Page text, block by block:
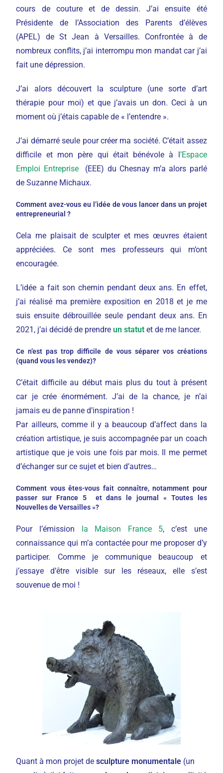
cours de couture et de dessin. J’ai ensuite été
Présidente de l’Association des Parents d’élèves
(APEL) de St Jean à Versailles. Confrontée à de
nombreux conflits, j’ai interrompu mon mandat car j’ai
fait une dépression.
J’ai alors découvert la sculpture (une sorte d’art
thérapie pour moi) et que j’avais un don. Ceci à un
moment où j’étais capable de « l’entendre ».
J’ai démarré seule pour créer ma société. C’était assez
difficile et mon père qui était bénévole à l’Espace
Emploi Entreprise(EEE) du Chesnay m’a alors parlé
de Suzanne Michaux.
Comment avez-vous eu l’idée de vous lancer dans un projet
entrepreneurial ?
Cela me plaisait de sculpter et mes œuvres étaient
appréciées. Ce sont mes professeurs qui m’ont
encouragée.
L’idée a fait son chemin pendant deux ans. En effet,
j’ai réalisé ma première exposition en 2018 et je me
suis ensuite débrouillée seule pendant deux ans. En
2021, j’ai décidé de prendreun statut et de me lancer.
Ce n’est pas trop difficile de vous séparer vos créations
(quand vous les vendez)?
C’était difficile au début mais plus du tout à présent
car je crée énormément. J’ai de la chance, je n’ai
jamais eu de panne d’inspiration !
Par ailleurs, comme il y a beaucoup d’affect dans la
création artistique, je suis accompagnée par un coach
artistique que je vois une fois par mois. Il me permet
d’échanger sur ce sujet et bien d’autres…
Comment vous êtes-vous fait connaître, notamment pour
passer sur France 5 et dans le journal « Toutes les
Nouvelles de Versailles »?
Pour l’émission la Maison France 5, c’est une
connaissance qui m’a contactée pour me proposer d’y
participer. Comme je communique beaucoup et
j’essaye d’être visible sur les réseaux, elle s’est
souvenue de moi !
Quant à mon projet desculpture monumentale (un